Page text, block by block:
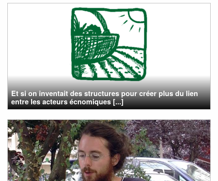
Et si on inventait des structures pour créer plus du lien
entre les acteurs écnomiques [...]